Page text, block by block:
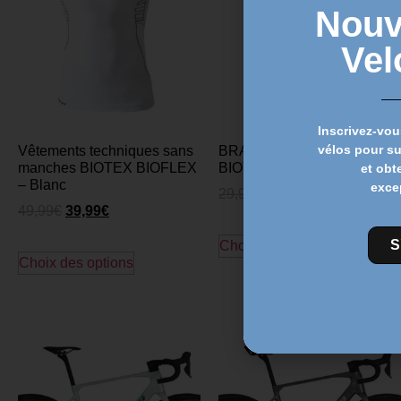
Vêtements techniques sans
manches BIOTEX BIOFLEX
– Blanc
39,99€
Choix des options
BRAS THERMIQUES
BIOTEX – Noir / Jaune
Choix des options
Inscrivez-
vélos pour
et